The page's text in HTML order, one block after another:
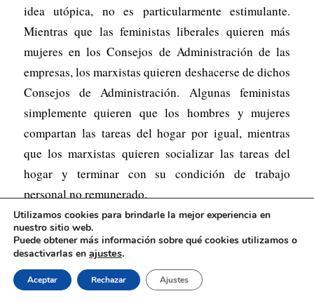
idea utópica, no es particularmente estimulante.
Mientras que las feministas liberales quieren más
mujeres en los Consejos de Administración de las
empresas, los marxistas quieren deshacerse de dichos
Consejos de Administración. Algunas feministas
simplemente quieren que los hombres y mujeres
compartan las tareas del hogar por igual, mientras
que los marxistas quieren socializar las tareas del
hogar y terminar con su condición de trabajo
personal no remunerado.
Igual que con todas las reivindicaciones
democráticas, los marxistas apoyan las
reivindicaciones feministas. Sin embargo, hay que
señalar las limitaciones de la simple lucha por
Utilizamos cookies para brindarle la mejor experiencia en
nuestro sitio web.
Puede obtener más información sobre qué cookies utilizamos o
desactivarlas en ajustes.
Aceptar Rechazar Ajustes